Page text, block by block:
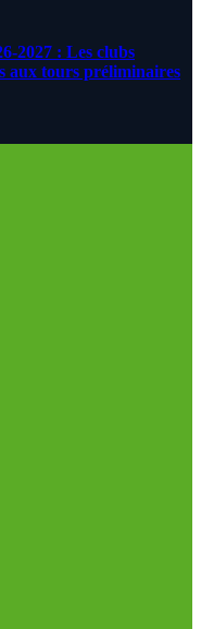
2027 : Les clubs
aux tours préliminaires